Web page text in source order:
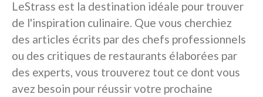
LeStrass est la destination idéale pour trouver
de l'inspiration culinaire. Que vous cherchiez
des articles écrits par des chefs professionnels
ou des critiques de restaurants élaborées par
des experts, vous trouverez tout ce dont vous
avez besoin pour réussir votre prochaine